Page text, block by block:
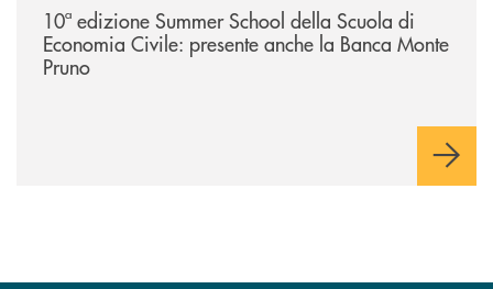
10ª edizione Summer School della Scuola di
Economia Civile: presente anche la Banca Monte
Pruno